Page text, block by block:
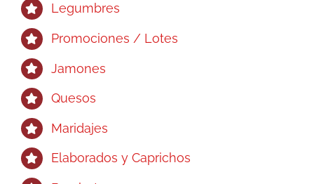
Legumbres
Promociones / Lotes
Jamones
Quesos
Maridajes
Elaborados y Caprichos